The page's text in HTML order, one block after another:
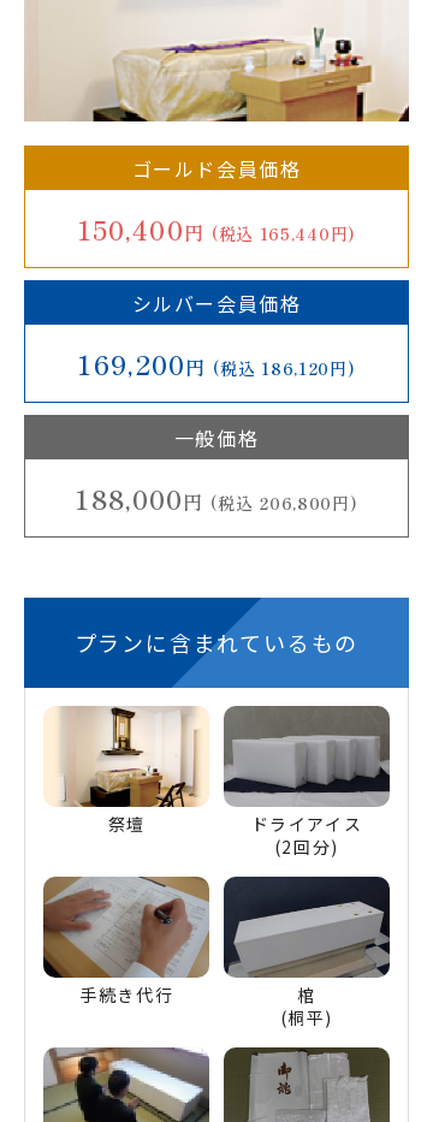
ゴールド会員価格
150,400円 (税込 165,440円)
シルバー会員価格
169,200円 (税込 186,120円)
一般価格
188,000円 (税込 206,800円)
プランに含まれているもの
祭壇
ドライアイス
(2回分)
手続き代行
棺
(桐平)